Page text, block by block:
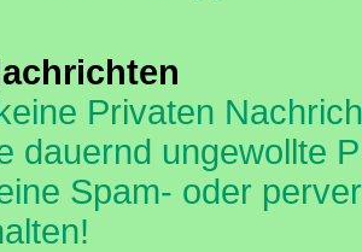
Privaten
dauernd ungewollte
Spam- oder